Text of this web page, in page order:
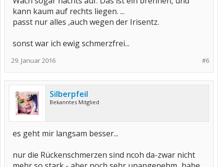
kann kaum auf rechts liegen. ...
passt nur alles ,auch wegen der Irisentz.
sonst war ich ewig schmerzfrei...
#6
29. Januar 2016
Silberpfeil
Bekanntes Mitglied
es geht mir langsam besser...
nur die Rückenschmerzen sind ncoh da-zwar nicht